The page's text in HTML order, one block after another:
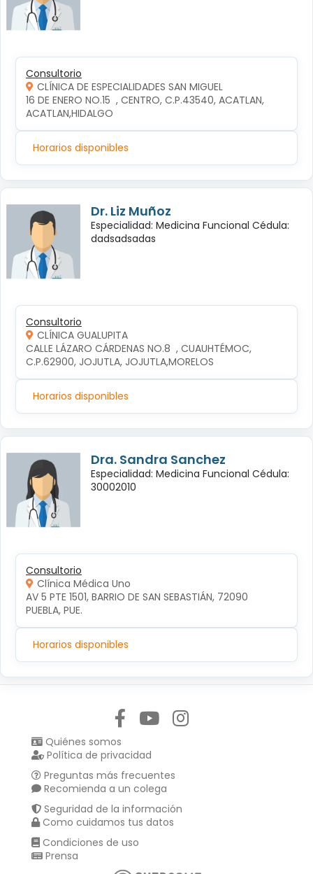
Consultorio
CLÍNICA DE ESPECIALIDADES SAN MIGUEL
16 DE ENERO NO.15  , CENTRO, C.P.43540, ACATLAN,
ACATLAN,HIDALGO
Horarios disponibles
Dr. Liz Muñoz
Especialidad: Medicina Funcional Cédula:
dadsadsadas
Consultorio
CLÍNICA GUALUPITA
CALLE LÁZARO CÁRDENAS NO.8  , CUAUHTÉMOC,
C.P.62900, JOJUTLA, JOJUTLA,MORELOS
Horarios disponibles
Dra. Sandra Sanchez
Especialidad: Medicina Funcional Cédula:
30002010
Consultorio
Clínica Médica Uno
AV 5 PTE 1501, BARRIO DE SAN SEBASTIÁN, 72090
PUEBLA, PUE.
Horarios disponibles
Quiénes somos
Política de privacidad
Preguntas más frecuentes
Recomienda a un colega
Seguridad de la información
Como cuidamos tus datos
Condiciones de uso
Prensa